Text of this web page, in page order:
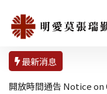
最新消息
開放時間通告 Notice